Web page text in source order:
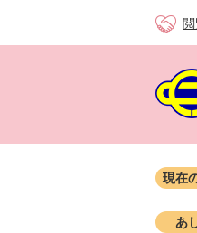
現在
あ